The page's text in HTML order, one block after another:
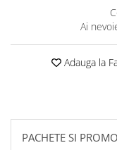
Sorturi Kickboxing /
Tricouri / Maiouri
Bluze / Hanorace/Geci
Genti Echipament
Proteze/Protectii
Ai
Adauga la
PACHETE SI